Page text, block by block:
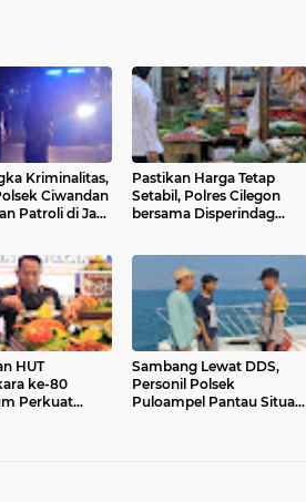
Kriminalitas,
Ciwandan
Patroli di Jam
Pastikan Harga Tetap
Setabil, Polres Cilegon
bersama Disperindag
HUT
ke-80
Perkuat
Sambang Lewat DDS,
Personil Polsek
Puloampel Pantau Situasi